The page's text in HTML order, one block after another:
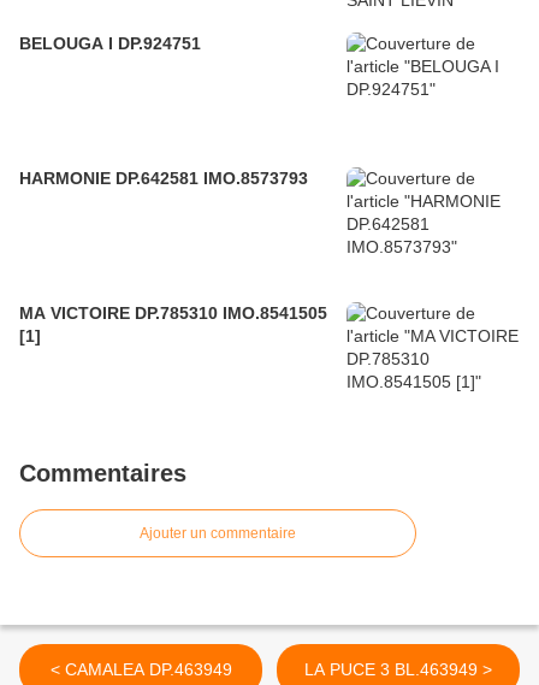
BELOUGA I DP.924751
HARMONIE DP.642581 IMO.8573793
MA VICTOIRE DP.785310 IMO.8541505
[1]
Commentaires
Ajouter un commentaire
< CAMALEA DP.463949 LA PUCE 3 BL.463949 >